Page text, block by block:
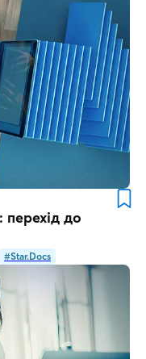
перехід до
#Star.Docs